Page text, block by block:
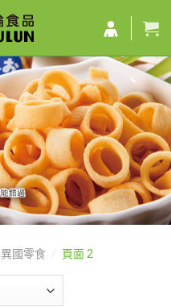
異國零食 頁面 2